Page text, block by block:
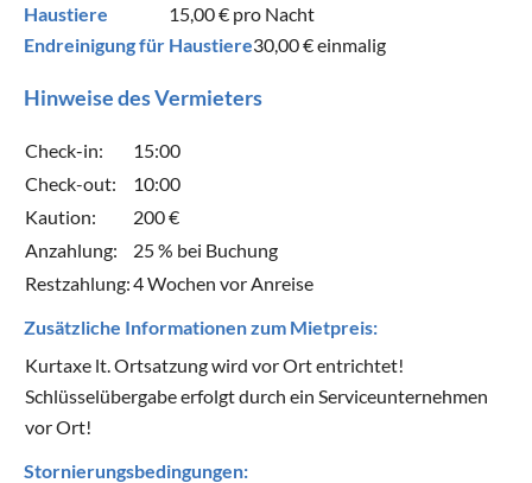
Haustiere
15,00 € pro Nacht
Endreinigung für Haustiere30,00 €einmalig
Hinweise des Vermieters
Check-in:
15:00
Check-out:
10:00
Kaution:
200 €
Anzahlung:
25 % bei Buchung
Restzahlung:4 Wochen vor Anreise
Zusätzliche Informationen zum Mietpreis:
Kurtaxe lt. Ortsatzung wird vor Ort entrichtet!
Schlüsselübergabe erfolgt durch ein Serviceunternehmen
vor Ort!
Stornierungsbedingungen: